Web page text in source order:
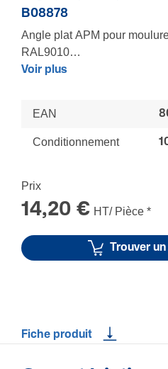
B08878
Angle plat APM pour
RAL9010
Pour épouser au mieux tous
couvercles
LES + : Finition parfaite -
Voir plus
EAN
Conditionnement
Prix
14,20 € HT/ Pièce *
Trouver
Fiche produit